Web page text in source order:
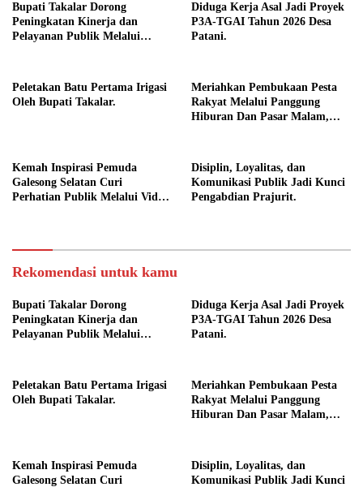
Bupati Takalar Dorong
Peningkatan Kinerja dan
Pelayanan Publik Melalui
Diduga Kerja Asal Jadi Proyek
P3A-TGAI Tahun 2026 Desa
Patani.
Peletakan Batu Pertama Irigasi
Oleh Bupati Takalar.
Meriahkan Pembukaan Pesta
Rakyat Melalui Panggung
Hiburan Dan Pasar Malam,
Kemah Inspirasi Pemuda
Galesong Selatan Curi
Perhatian Publik Melalui Video
Disiplin, Loyalitas, dan
Komunikasi Publik Jadi Kunci
Pengabdian Prajurit.
Rekomendasi untuk kamu
Bupati Takalar Dorong
Peningkatan Kinerja dan
Pelayanan Publik Melalui
Diduga Kerja Asal Jadi Proyek
P3A-TGAI Tahun 2026 Desa
Patani.
Peletakan Batu Pertama Irigasi
Oleh Bupati Takalar.
Meriahkan Pembukaan Pesta
Rakyat Melalui Panggung
Hiburan Dan Pasar Malam,
Kemah Inspirasi Pemuda
Galesong Selatan Curi
Disiplin, Loyalitas, dan
Komunikasi Publik Jadi Kunci